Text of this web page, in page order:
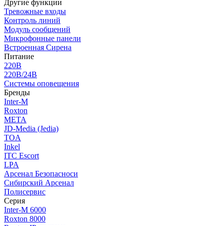
Другие функции
Тревожные входы
Контроль линий
Модуль сообщений
Микрофонные панели
Встроенная Сирена
Питание
220В
220В/24В
Системы оповещения
Бренды
Inter-M
Roxton
МЕТА
JD-Media (Jedia)
TOA
Inkel
ITC Escort
LPA
Арсенал Безопасноси
Сибирский Арсенал
Полисервис
Серия
Inter-M 6000
Roxton 8000